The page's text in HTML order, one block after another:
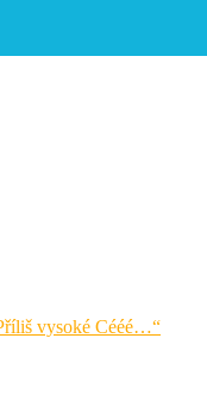
vysoké Cééé…“